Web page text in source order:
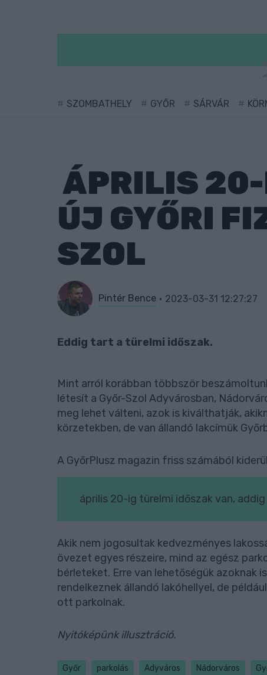
SZOMBATHELY GYŐR SÁRVÁR
ÁPRILIS 20-
ÚJ GYŐRI
SZOL
Pintér Bence 2023-03-31 12:27:27
Eddig tart a türelmi időszak.
Mint arról korábban többször
létesít a Győr-Szol Adyvárosban,
meg lehet válteni, azok is kiválthatják,
körzetekben, de van állandó lakcímük
A GyőrPlusz magazin friss számából
április 20-ig türelmi időszak van,
Akik nem jogosultak kedvezményes
övezet egyes részeire, mind az egész
bérleteket. Erre van lehetőségük azoknak
rendelkeznek állandó lakóhellyel, de
ott parkolnak.
Nyitóképünk illusztráció.
Győr parkolás Adyváros Nádorváros